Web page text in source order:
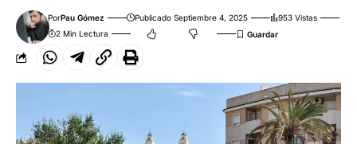
PorPau Gómez Publicado Septiembre 4, 2025
953 Vistas
2 Min Lectura